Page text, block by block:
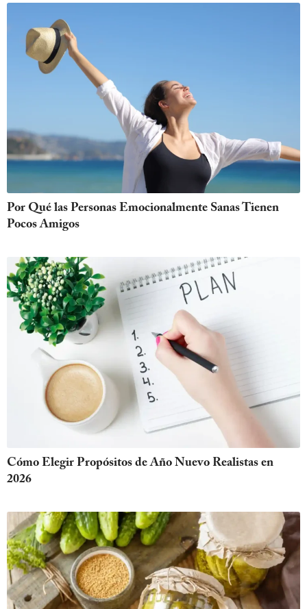
Por Qué las Personas Emocionalmente Sanas Tienen
Pocos Amigos
Cómo Elegir Propósitos de Año Nuevo Realistas en
2026